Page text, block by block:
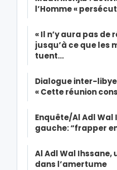
l’Homme «
« Il n’y aura pas de
jusqu’à ce que les
tuent…
Dialogue inter-
« Cette réunion
Enquête/Al Adl
gauche: “frapper
Al Adl Wal Ihssane,
dans l’amertume